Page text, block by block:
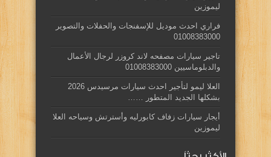
ليموزين
فراري احدث موديل للإسفنجات والحفلات والتصوير
01008383000
تاجير سيارات مصفحه لاند كروزر لرجال الأعمال
والدبلوماسيين 01008383000
العلا ليمو لتأجير احدث سيارات مرسيدس 2026
بشكلها الجديد المتطور ……
أيجار سيارات زفاف كابورليه وأسترتش وسياحه العلا
ليموزين